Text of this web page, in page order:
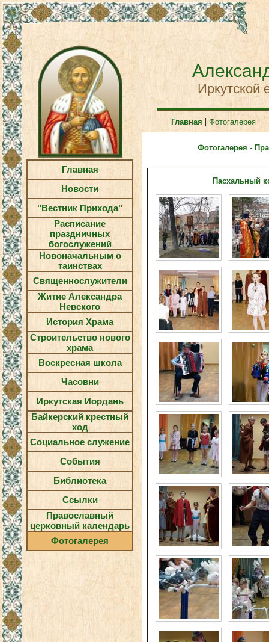
Главная
Новости
"Вестник Прихода"
Расписание
праздничных
богослужений
Новоначальным о
таинствах
Священнослужители
Житие Александра
Невского
История Храма
Строительство нового
храма
Воскресная школа
Часовни
Иркутская Иордань
Байкерский крестный
ход
Социальное служение
События
Библиотека
Ссылки
Православный
церковный календарь
Фотогалерея
Иркутской
Главная | Фотогалерея |
Фотогалерея -
Пасхальный